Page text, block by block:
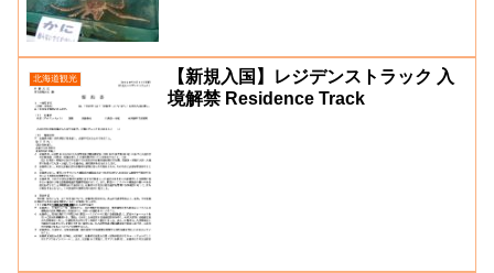
北海道観光
【新規入国】レジデンストラック 入
境解禁 Residence Track